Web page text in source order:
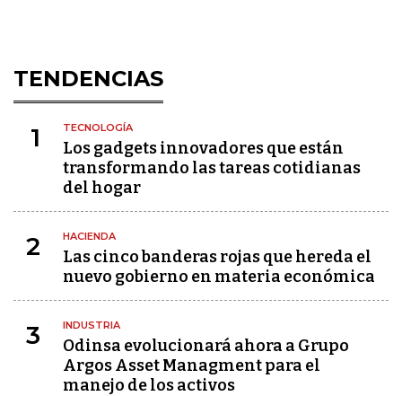
TENDENCIAS
1 TECNOLOGÍA
Los gadgets innovadores que están
transformando las tareas cotidianas
del hogar
2 HACIENDA
Las cinco banderas rojas que hereda el
nuevo gobierno en materia económica
3 INDUSTRIA
Odinsa evolucionará ahora a Grupo
Argos Asset Managment para el
manejo de los activos